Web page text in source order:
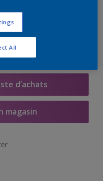
d’achats
magasin
All